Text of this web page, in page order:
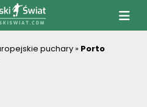
PiłkarskiSwiat.com
puchary » Porto